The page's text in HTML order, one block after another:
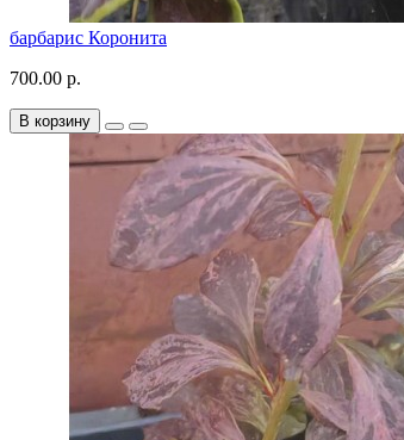
барбарис Коронита
700.00 р.
В корзину